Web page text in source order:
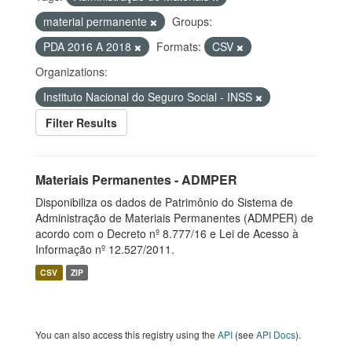
material permanente
Groups:
PDA 2016 A 2018
Formats:
CSV
Organizations:
Instituto Nacional do Seguro Social - INSS
Filter Results
Materiais Permanentes - ADMPER
Disponibiliza os dados de Patrimônio do Sistema de
Administração de Materiais Permanentes (ADMPER) de
acordo com o Decreto nº 8.777/16 e Lei de Acesso à
Informação nº 12.527/2011.
CSV ZIP
You can also access this registry using the API (see API Docs).